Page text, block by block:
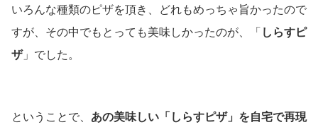
いろんな種類のピザを頂き、どれもめっちゃ旨かったので
すが、その中でもとっても美味しかったのが、「 しらすピ
ザ」でした。
ということで、 あの美味しい「しらすピザ」を自宅で再現